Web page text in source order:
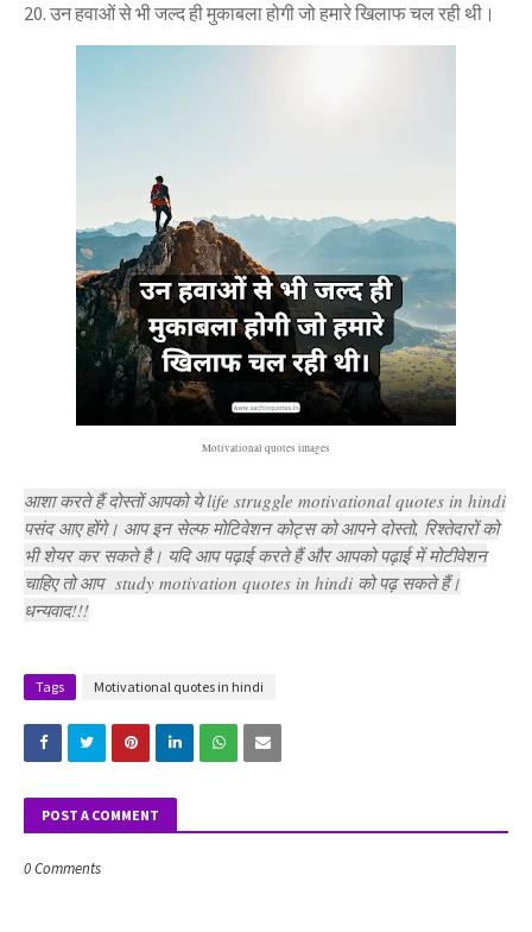
20. उन हवाओं से भी जल्द ही मुकाबला होगीजो हमारे खिलाफ चल रही थी।
Motivational quotes images
आशा करते हैं दोस्तों आपको ये life struggle motivational quotes in hindi
पसंद आए होंगे। आप इन सेल्फ मोटिवेशन कोट्स को आपने दोस्तो, रिश्तेदारों को
भी शेयर कर सकते है। यदि आप पढ़ाई करते हैं और आपको पढ़ाई में मोटीवेशन
चाहिए तो आप study motivation quotes in hindi को पढ़ सकते हैं।
धन्यवाद!!!
Tags Motivational quotes in hindi
POST A COMMENT
0 Comments